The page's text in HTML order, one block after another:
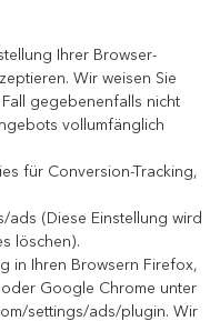
Ihrer Browser-
Wir weisen Sie
gegebenenfalls nicht
vollumfänglich
für Conversion-Tracking,
ads (Diese Einstellung wird
löschen).
in Ihren Browsern Firefox,
oder Google Chrome unter
settings/ads/plugin. Wir